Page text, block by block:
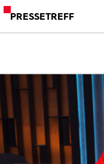
PRESSETREFF